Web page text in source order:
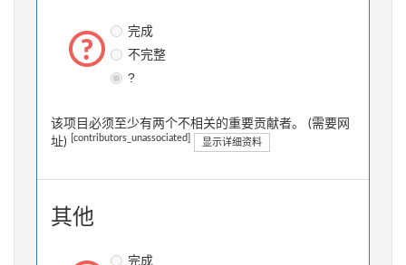
完成
不完整
?
该项目必须至少有两个不相关的重要贡献者。 (需要网
址)
[contributors_unassociated] 显示详细资料
其他
完成